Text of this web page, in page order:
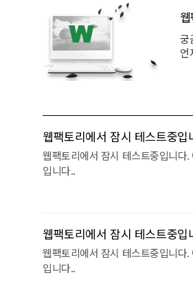
궁
언
웹팩토리에서 잠시 테스트중
웹팩토리에서 잠시 테스트중입니다
입니다..
웹팩토리에서 잠시 테스트중
웹팩토리에서 잠시 테스트중입니다
입니다..